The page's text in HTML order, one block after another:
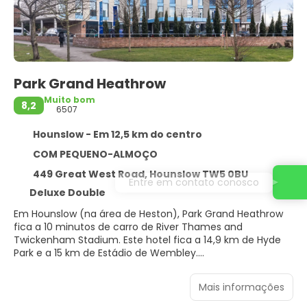
Park Grand Heathrow
8,2
Muito bom
6507
Hounslow - Em 12,5 km do centro
COM PEQUENO-ALMOÇO
449 Great West Road, Hounslow TW5 0BU
Deluxe Double
Em Hounslow (na área de Heston), Park Grand Heathrow
fica a 10 minutos de carro de River Thames and
Twickenham Stadium. Este hotel fica a 14,9 km de Hyde
Park e a 15 km de Estádio de Wembley.
Aproveite opções de lazer, como uma academia, ou
outras comodidades, como Wi-Fi de cortesia eMais informações
Entre em contato conosco